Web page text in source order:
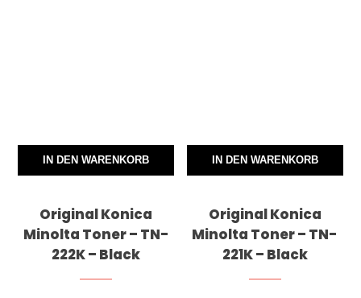
IN DEN WARENKORB
Original Konica
Minolta Toner – TN-
222K – Black
IN DEN WARENKORB
Original Konica
Minolta Toner – TN-
221K – Black